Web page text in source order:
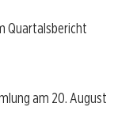
Quartalsbericht
am 20. August